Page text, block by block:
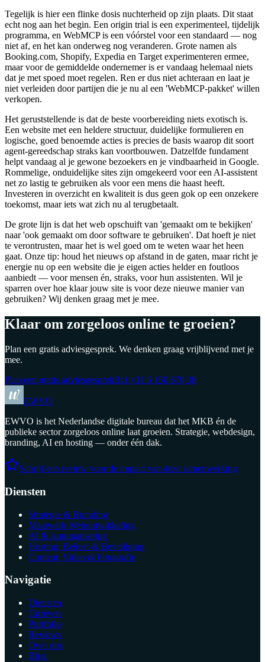
Tegelijk is hier een flinke dosis nuchterheid op zijn plaats. Dit staat
echt nog aan het begin. Een origin trial is een experimenteel, tijdelijk
programma, en WebMCP is een vóórstel voor een standaard — nog
niet af, en het kan onderweg nog veranderen. Grote namen als
Booking.com, Shopify, Expedia en Target experimenteren ermee,
maar voor de gemiddelde ondernemer is er vandaag helemaal niets
dat je met spoed moet regelen. Ren er dus niet achteraan en laat je
niet verleiden door partijen die je nu al een 'WebMCP-pakket' willen
verkopen.
Het geruststellende is dat de beste voorbereiding niets exotisch is.
Een website met een heldere structuur, duidelijke formulieren en
logische, goed benoemde acties is precies de basis waarop dit soort
agent-gereedschap straks kan voortbouwen. Datzelfde fundament
helpt vandaag al je gewone bezoekers en je vindbaarheid in Google.
Rommelige, onduidelijke sites zijn omgekeerd voor een AI-assistent
net zo lastig te gebruiken als voor een mens die haast heeft.
Investeren in overzicht en kwaliteit is dus geen gok op een onzekere
toekomst, maar iets wat zich nu al terugbetaalt.
De grote lijn is dat het web opschuift van 'gemaakt om te bekijken'
naar 'ook gemaakt om door software te gebruiken'. Dat hoeft je niet
te verontrusten, maar het is wel goed om te weten waar het heen
gaat. Onze tip: houd het nieuws op afstand in de gaten, maar richt je
energie nu op een website die je eigen acties helder en foutloos
aanbiedt — voor mensen én, straks, voor hun assistenten. Wil je
sparren over hoe klaar jouw site is voor deze nieuwe manier van
gebruiken? Wij denken graag met je mee.
Klaar om zorgeloos online te groeien?
Plan een gratis adviesgesprek. We denken graag vrijblijvend met je
mee.
Plan een gratis adviesgesprekBel +31 6 150 670 38
EWVO
EWVO is het Nederlandse digitale bureau dat het MKB én de
publieke sector zorgeloos online laat groeien. Strategie, webdesign,
branding, AI en hosting — onder één dak.
Schrijf een review voor de impact van deze samenwerking
Diensten
Strategie & Branding
Maatwerk Webontwikkeling
AI & Automatisering
Hosting, Beheer & Beveiliging
Content, Video & Fotografie
Navigatie
Diensten
Tarieven
Portfolio
Reviews
Over ons
Blog